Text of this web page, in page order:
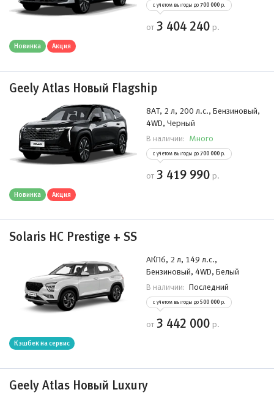
с учетом выгоды до 700 000 р.
от 3 404 240 р.
Новинка Акция
Geely Atlas Новый Flagship
8AT, 2 л, 200 л.с., Бензиновый,
4WD, Черный
В наличии: Много
с учетом выгоды до 700 000 р.
от 3 419 990 р.
Новинка Акция
Solaris HC Prestige + SS
АКП6, 2 л, 149 л.с.,
Бензиновый, 4WD, Белый
В наличии: Последний
с учетом выгоды до 500 000 р.
от 3 442 000 р.
Кэшбек на сервис
Geely Atlas Новый Luxury